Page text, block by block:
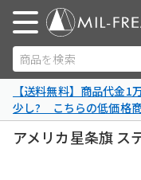
商品を検索
【送料無料】商品代金
少し? こちらの低価格
アメリカ星条旗 ス